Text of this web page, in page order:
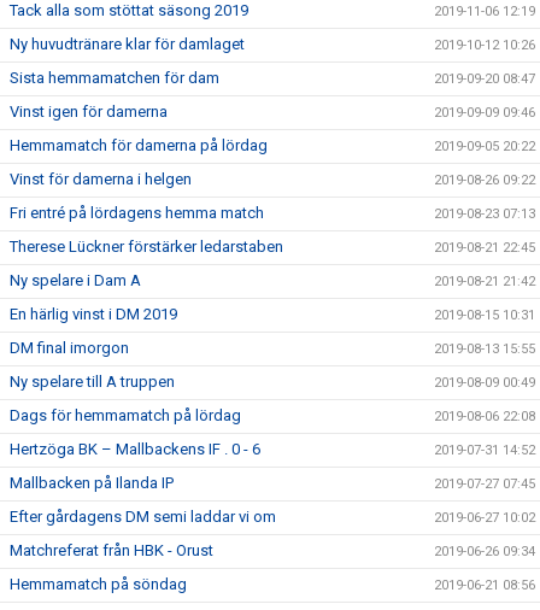
Tack alla som stöttat säsong 2019 2019-11-06 12:19
Ny huvudtränare klar för damlaget 2019-10-12 10:26
Sista hemmamatchen för dam 2019-09-20 08:47
Vinst igen för damerna 2019-09-09 09:46
Hemmamatch för damerna på lördag 2019-09-05 20:22
Vinst för damerna i helgen 2019-08-26 09:22
Fri entré på lördagens hemma match 2019-08-23 07:13
Therese Lückner förstärker ledarstaben 2019-08-21 22:45
Ny spelare i Dam A 2019-08-21 21:42
En härlig vinst i DM 2019 2019-08-15 10:31
DM final imorgon 2019-08-13 15:55
Ny spelare till A truppen 2019-08-09 00:49
Dags för hemmamatch på lördag 2019-08-06 22:08
Hertzöga BK – Mallbackens IF . 0 - 6 2019-07-31 14:52
Mallbacken på Ilanda IP 2019-07-27 07:45
Efter gårdagens DM semi laddar vi om 2019-06-27 10:02
Matchreferat från HBK - Orust 2019-06-26 09:34
Hemmamatch på söndag 2019-06-21 08:56